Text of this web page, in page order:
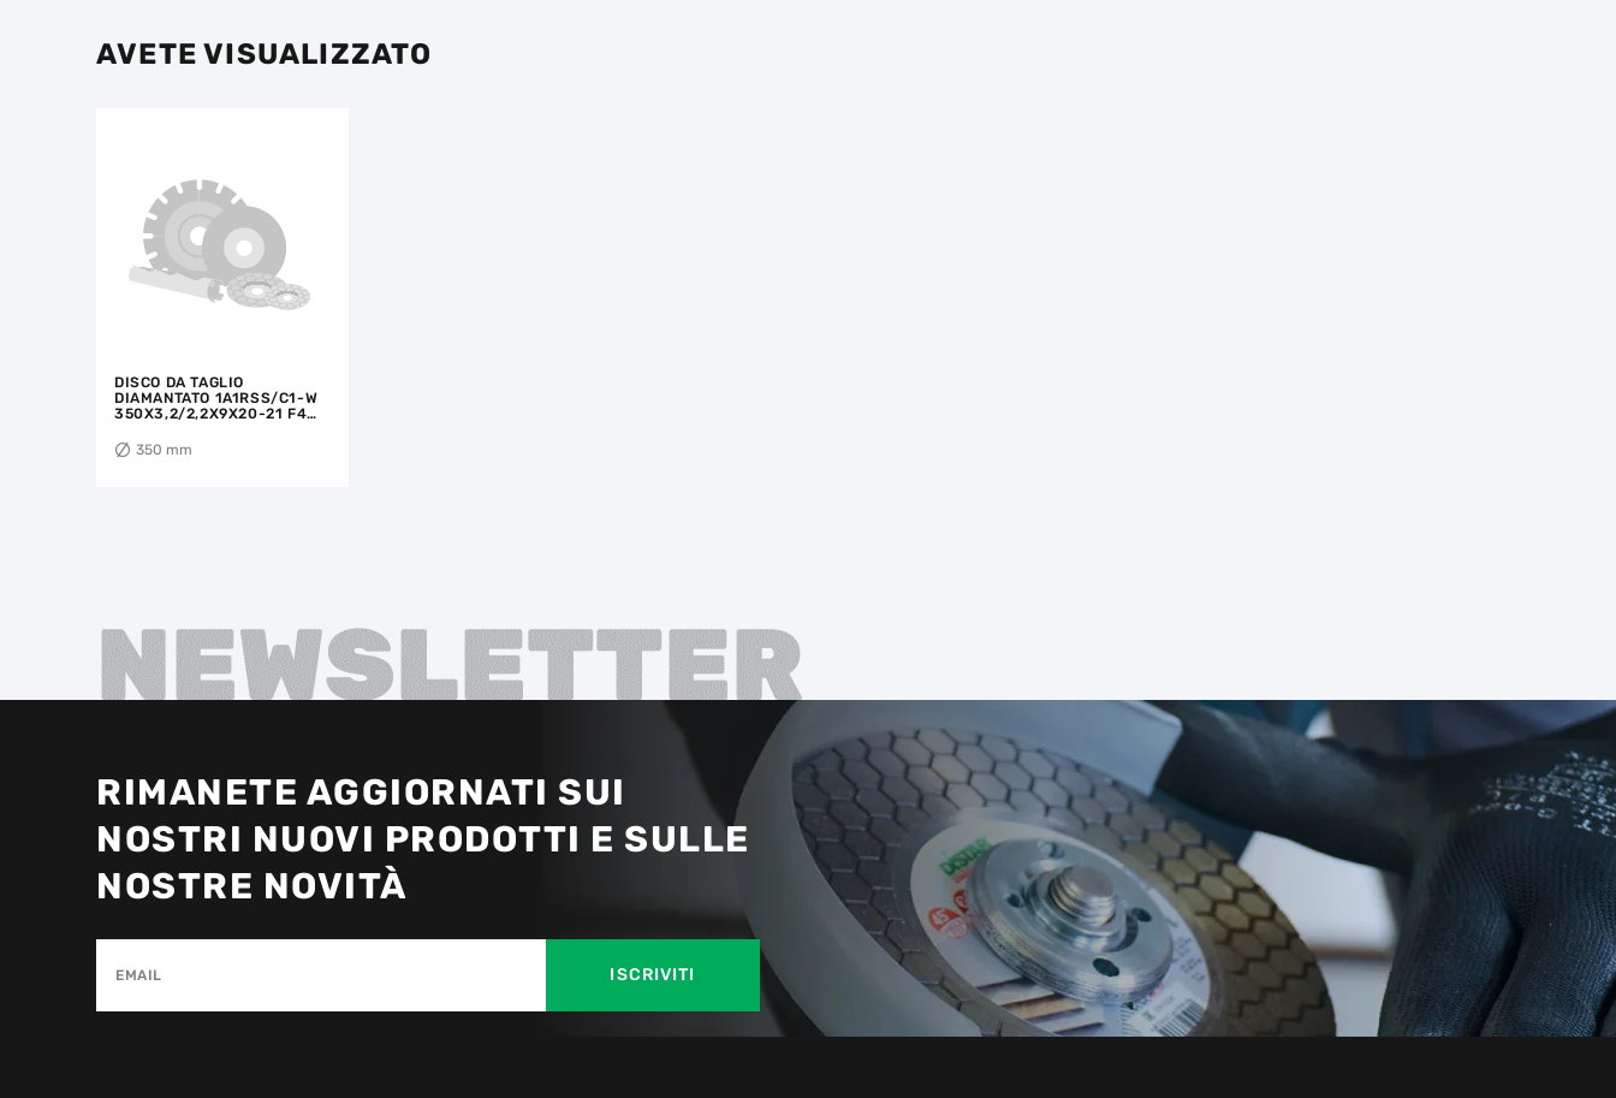
AVETE VISUALIZZATO
DISCO DA TAGLIO
DIAMANTATO 1A1RSS/C1-W
350X3,2/2,2X9X20-21 F4
350 mm
NEWSLETTER
RIMANETE AGGIORNATI SUI
NOSTRI NUOVI PRODOTTI E SULLE
NOSTRE NOVITÀ
EMAIL ISCRIVITI